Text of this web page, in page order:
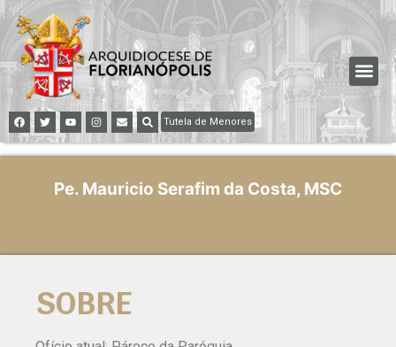
Tutela de Menores
Pe. Mauricio Serafim da Costa, MSC
SOBRE